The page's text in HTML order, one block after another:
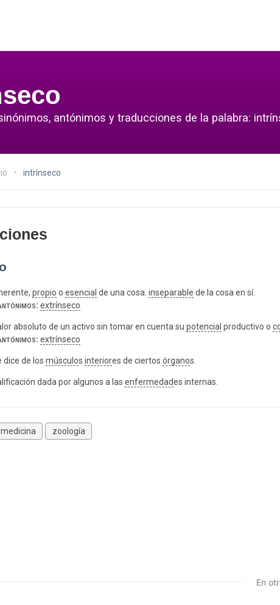
antónimos y traducciones de la palabra:
intrínseco
propio o esencial de una cosa. inseparable de la cosa en sí.
extrínseco
absoluto de un activo sin tomar en cuenta su potencial productivo o
extrínseco
dice de los músculos interiores de ciertos órganos.
dada por algunos a las enfermedades internas.
medicina zoología
En